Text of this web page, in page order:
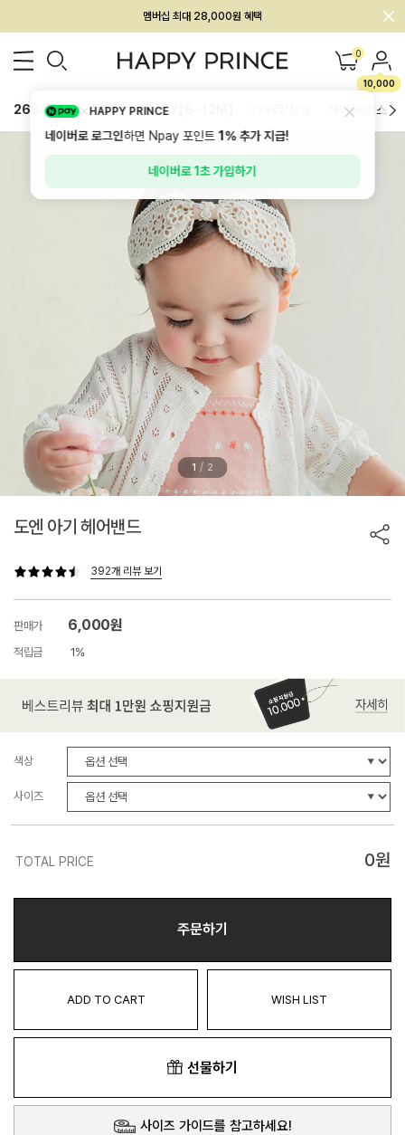
멤버십 최대 28,000원 혜택
0
10,000
26SS 신상 BEST BABY[6~12M] 하의/레깅스
1 / 2
도엔 아기 헤어밴드
392개 리뷰 보기
판매가 6,000원
적립금 1%
색상
사이즈
TOTAL PRICE 0원
주문하기
ADD TO CART WISH LIST
선물하기
사이즈 가이드를 참고하세요!
HAPPY PRINCE
네이버로 로그인하면 Npay 포인트1%추가 지급!
네이버로 1초 가입하기